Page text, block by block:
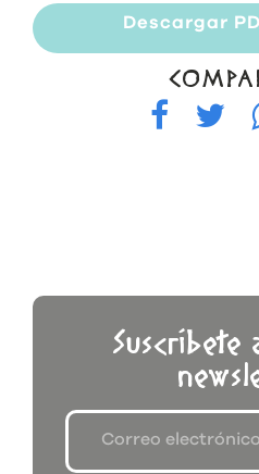
Descargar
Suscríbete